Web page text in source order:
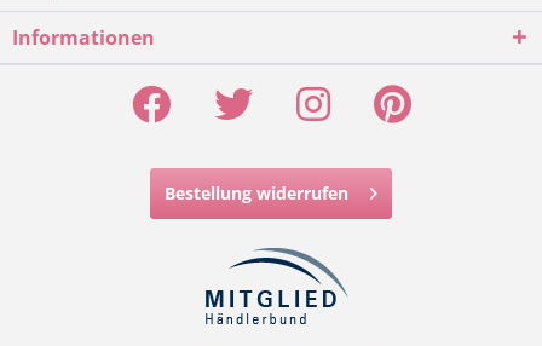
Informationen
Bestellung widerrufen